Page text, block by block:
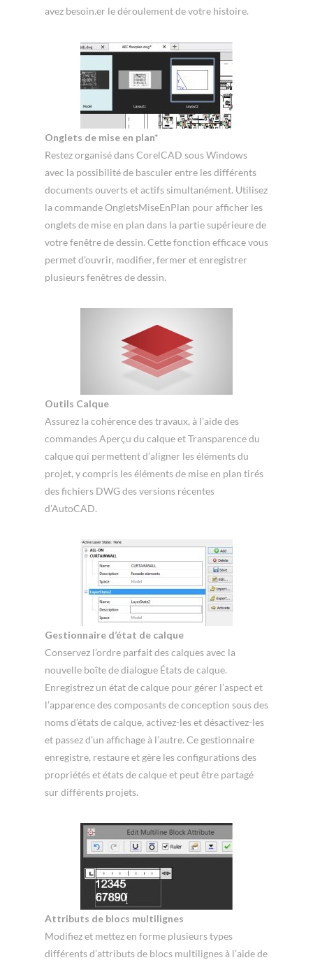
avez besoin.er le déroulement de votre histoire.
Onglets de mise en plan*
Restez organisé dans CorelCAD sous Windows
avec la possibilité de basculer entre les différents
documents ouverts et actifs simultanément. Utilisez
la commande OngletsMiseEnPlan pour afficher les
onglets de mise en plan dans la partie supérieure de
votre fenêtre de dessin. Cette fonction efficace vous
permet d’ouvrir, modifier, fermer et enregistrer
plusieurs fenêtres de dessin.
Outils Calque
Assurez la cohérence des travaux, à l’aide des
commandes Aperçu du calque et Transparence du
calque qui permettent d’aligner les éléments du
projet, y compris les éléments de mise en plan tirés
des fichiers DWG des versions récentes
d’AutoCAD.
Gestionnaire d’état de calque
Conservez l’ordre parfait des calques avec la
nouvelle boîte de dialogue États de calque.
Enregistrez un état de calque pour gérer l’aspect et
l’apparence des composants de conception sous des
noms d’états de calque, activez-les et désactivez-les
et passez d’un affichage à l’autre. Ce gestionnaire
enregistre, restaure et gère les configurations des
propriétés et états de calque et peut être partagé
sur différents projets.
Attributs de blocs multilignes
Modifiez et mettez en forme plusieurs types
différents d’attributs de blocs multilignes à l’aide de